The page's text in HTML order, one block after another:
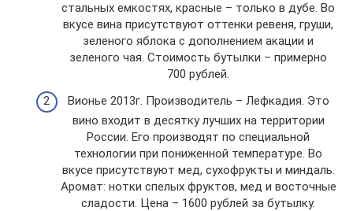
стальных емкостях, красные – только в дубе. Во
вкусе вина присутствуют оттенки ревеня, груши,
зеленого яблока с дополнением акации и
зеленого чая. Стоимость бутылки – примерно
700 рублей.
Вионье 2013г. Производитель – Лефкадия. Это
вино входит в десятку лучших на территории
России. Его производят по специальной
технологии при пониженной температуре. Во
вкусе присутствуют мед, сухофрукты и миндаль.
Аромат: нотки спелых фруктов, мед и восточные
сладости. Цена – 1600 рублей за бутылку.